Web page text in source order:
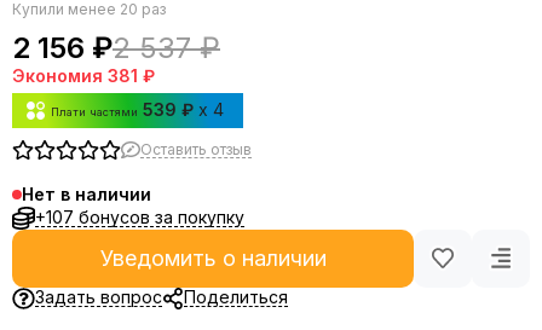
Купили менее 20 раз
2 156 ₽2 537 ₽
Экономия 381 ₽
Плати частями 539 ₽ x 4
Оставить отзыв
Нет в наличии
+107 бонусов за покупку
Уведомить о наличии
Задать вопрос Поделиться